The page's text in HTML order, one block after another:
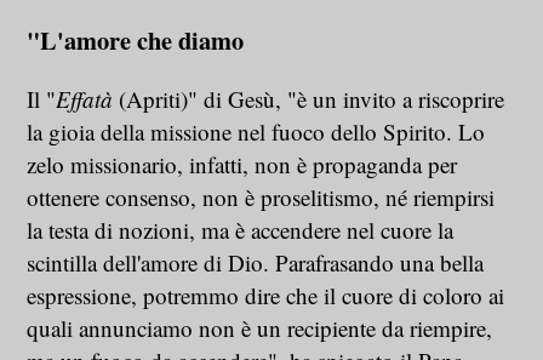
"L'amore che diamo
Il "Effatà (Apriti)" di Gesù, "è un invito a riscoprire
la gioia della missione nel fuoco dello Spirito. Lo
zelo missionario, infatti, non è propaganda per
ottenere consenso, non è proselitismo, né riempirsi
la testa di nozioni, ma è accendere nel cuore la
scintilla dell'amore di Dio. Parafrasando una bella
espressione, potremmo dire che il cuore di coloro ai
quali annunciamo non è un recipiente da riempire,